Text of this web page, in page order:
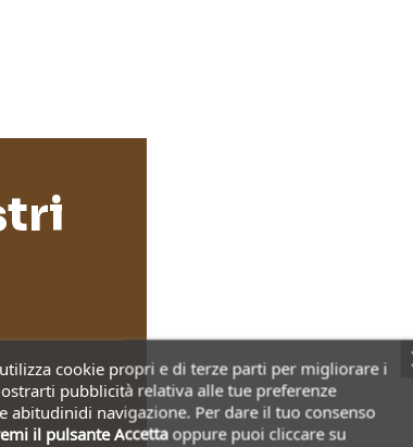
cookie propri e di terze parti per migliorare i
pubblicità relativa alle tue preferenze
abitudinidi navigazione. Per dare il tuo consenso
il pulsante Accettaoppure puoi cliccare su